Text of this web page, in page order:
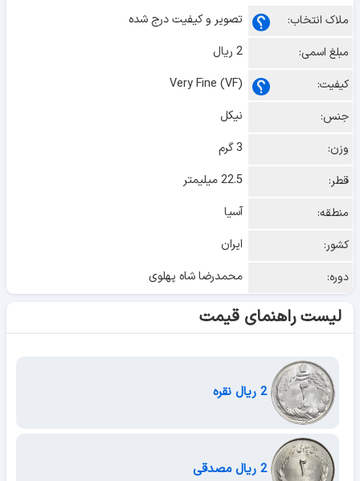
ملاک انتخاب:
تصویر و کیفیت درج شده
مبلغ اسمی:
2 ریال
کیفیت:
Very Fine (VF)
جنس:
نیکل
وزن:
3 گرم
قطر:
22.5 میلیمتر
منطقه:
آسیا
کشور:
ایران
دوره:
محمدرضا شاه پهلوی
لیست راهنمای قیمت
2 ریال نقره
2 ریال مصدقی